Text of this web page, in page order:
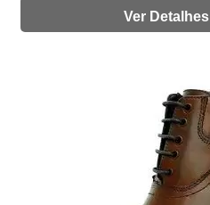
Ver Detalhes